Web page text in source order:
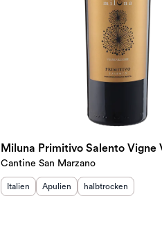
Miluna Primitivo Salento Vigne
Cantine San Marzano
Herkunftsland:
Italien Herkunftsregion:
Apulien Geschmack:
halbtrocken